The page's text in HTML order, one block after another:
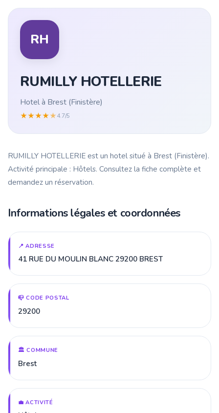
RH
RUMILLY HOTELLERIE
Hotel à Brest (Finistère)
★★★★★4.7/5
RUMILLY HOTELLERIE est un hotel situé à Brest (Finistère).
Activité principale : Hôtels. Consultez la fiche complète et
demandez un réservation.
Informations légales et coordonnées
📍 ADRESSE
41 RUE DU MOULIN BLANC 29200 BREST
📪 CODE POSTAL
29200
🏛️ COMMUNE
Brest
💼 ACTIVITÉ